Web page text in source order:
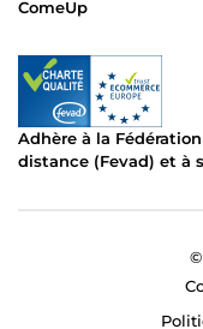
ComeUp
Adhère à la
distance (Fevad) et à
©